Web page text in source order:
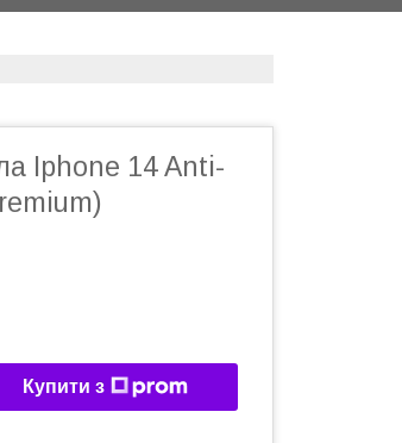
Iphone 14 Anti-
Купити з